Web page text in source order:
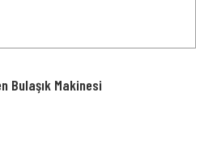
Bulaşık Makinesi